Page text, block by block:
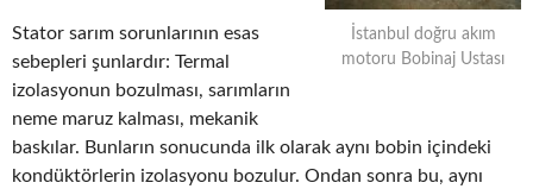
İstanbul doğru akım
motoru Bobinaj Ustası
Stator sarım sorunlarının esas
sebepleri şunlardır: Termal
izolasyonun bozulması, sarımların
neme maruz kalması, mekanik
baskılar. Bunların sonucunda ilk olarak aynı bobin içindeki
kondüktörlerin izolasyonu bozulur. Ondan sonra bu, aynı